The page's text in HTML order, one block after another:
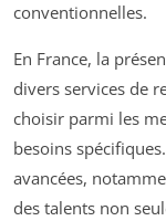
conventionnelles.
En France, la
divers services de
choisir parmi les
besoins
avancées,
des talents non